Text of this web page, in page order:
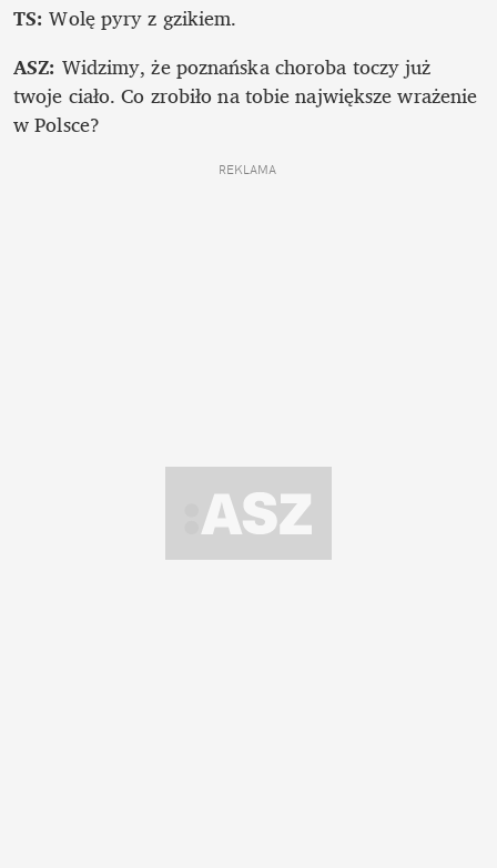
TS: Wolę pyry z gzikiem.
ASZ: Widzimy, że poznańska choroba toczy już
twoje ciało. Co zrobiło na tobie największe wrażenie
w Polsce?
REKLAMA